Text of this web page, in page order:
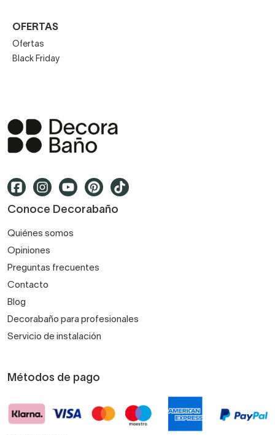
OFERTAS
Ofertas
Black Friday
Conoce Decorabaño
Quiénes somos
Opiniones
Preguntas frecuentes
Contacto
Blog
Decorabaño para profesionales
Servicio de instalación
Métodos de pago